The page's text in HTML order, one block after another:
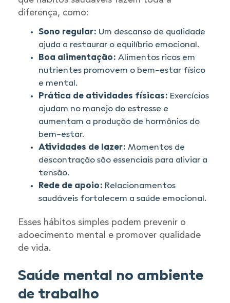
diferença, como:
Sono regular: Um descanso de qualidade
ajuda a restaurar o equilíbrio emocional.
Boa alimentação: Alimentos ricos em
nutrientes promovem o bem-estar físico
e mental.
Prática de atividades físicas: Exercícios
ajudam no manejo do estresse e
aumentam a produção de hormônios do
bem-estar.
Atividades de lazer: Momentos de
descontração são essenciais para aliviar a
tensão.
Rede de apoio: Relacionamentos
saudáveis fortalecem a saúde emocional.
Esses hábitos simples podem prevenir o
adoecimento mental e promover qualidade
de vida.
Saúde mental no ambiente
de trabalho